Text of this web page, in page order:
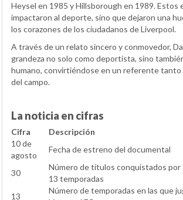
Heysel en 1985 y Hillsborough en 1989. Estos
impactaron al deporte, sino que dejaron una
los corazones de los ciudadanos de Liverpool.
A través de un relato sincero y conmovedor,
grandeza no solo como deportista, sino
humano, convirtiéndose en un referente
del campo.
La noticia en cifras
Cifra
Descripción
10 de
agosto
Fecha de estreno del documental
30
Número de títulos conquistados por
13 temporadas
13
Número de temporadas en las que